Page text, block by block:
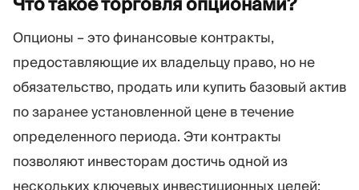
Опционы – это финансовые контракты,
предоставляющие их владельцу право, но не
обязательство, продать или купить базовый актив
по заранее установленной цене в течение
определенного периода. Эти контракты
позволяют инвесторам достичь одной из
нескольких ключевых инвестиционных целей:
Торговая платформа Back-office
РЕСУРСЫ
Руководство по
маркетингу
Блог
Видеоуроки
ЕЩЁ
О нас
Команда
События
Новости компании